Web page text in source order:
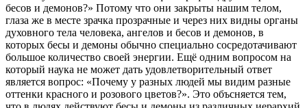
бесов и демонов?» Потому что они закрыты нашим телом,
глаза же в месте зрачка прозрачные и через них видны органы
духовного тела человека, ангелов и бесов и демонов, в
которых бесы и демоны обычно специально сосредотачивают
большое количество своей энергии. Ещё одним вопросом на
который наука не может дать удовлетворительный ответ
является вопрос: «Почему у разных людей мы видим разные
оттенки красного и розового цветов?». Это объсняется тем,